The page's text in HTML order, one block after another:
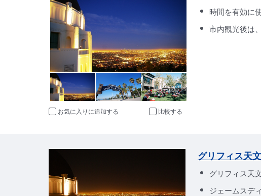
お気に入りに追加 比較
時間を有効に
市内観光後は
グリフィス天
グリフィス天
ジェームスデ